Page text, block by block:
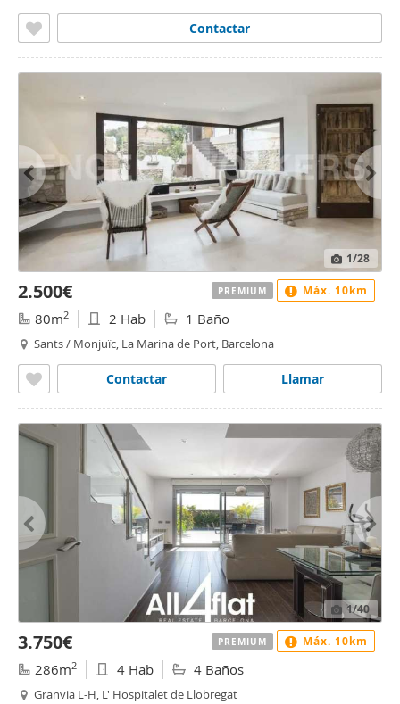
Contactar
1/28
2.500€
80m2 2 Hab 1 Baño
Sants / Monjuïc, La Marina de Port, Barcelona
Llamar
Contactar
PREMIUM Máx. 10km
1/40
3.750€
286m2 4 Hab 4 Baños
Granvia L-H, L' Hospitalet de Llobregat
PREMIUM Máx. 10km